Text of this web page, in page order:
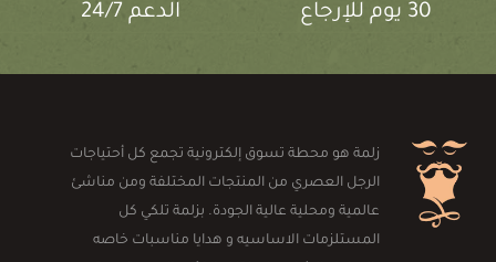
الدعم 24/7 30 يوم للإرجاع
زلمة هو محطة تسوق إلكترونية تجمع كل أحتياجات
الرجل العصري من المنتجات المختلفة ومن مناشئ
عالمية ومحلية عالية الجودة. بزلمة تلكي كل
المستلزمات الاساسيه و هدايا مناسبات خاصه